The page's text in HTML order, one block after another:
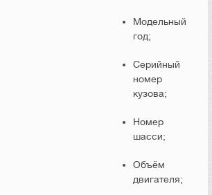
Модельный
год;
Серийный
номер
кузова;
Номер
шасси;
Объём
двигателя;